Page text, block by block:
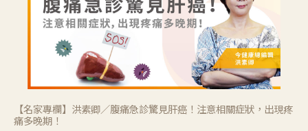
【名家專欄】洪素卿／腹痛急診驚見肝癌！注意相關症狀，出現疼
痛多晚期！